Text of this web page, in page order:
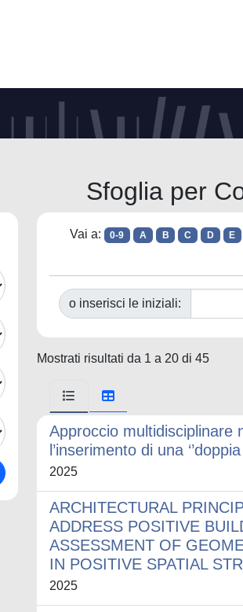
Sfoglia per
Vai a: 0-9 A B C D E
o inserisci le iniziali:
Mostrati risultati da 1 a 20 di 45
Approccio multidisciplinare
l’inserimento di una
2025
ARCHITECTURAL
ADDRESS POSITIVE
ASSESSMENT OF
IN POSITIVE SPATIAL
2025